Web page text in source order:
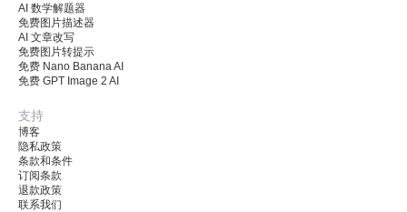
AI 数学解题器
免费图片描述器
AI 文章改写
免费图片转提示
免费 Nano Banana AI
免费 GPT Image 2 AI
支持
博客
隐私政策
条款和条件
订阅条款
退款政策
联系我们